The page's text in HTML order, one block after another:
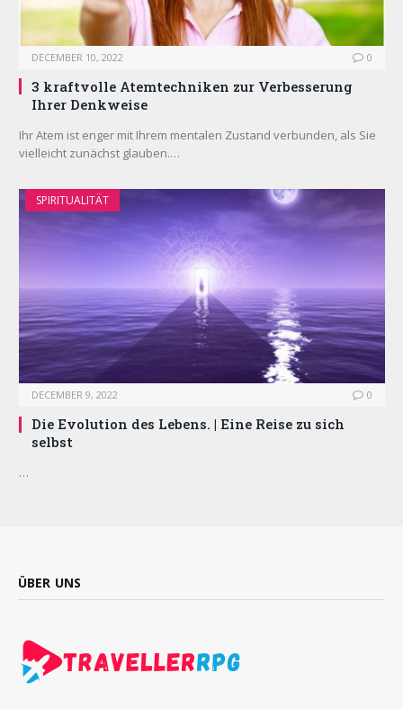
DECEMBER 10, 2022 0
3 kraftvolle Atemtechniken zur Verbesserung
Ihrer Denkweise
Ihr Atem ist enger mit Ihrem mentalen Zustand verbunden, als Sie
vielleicht zunächst glauben.…
SPIRITUALITÄT
DECEMBER 9, 2022 0
Die Evolution des Lebens. | Eine Reise zu sich
selbst
…
ÜBER UNS